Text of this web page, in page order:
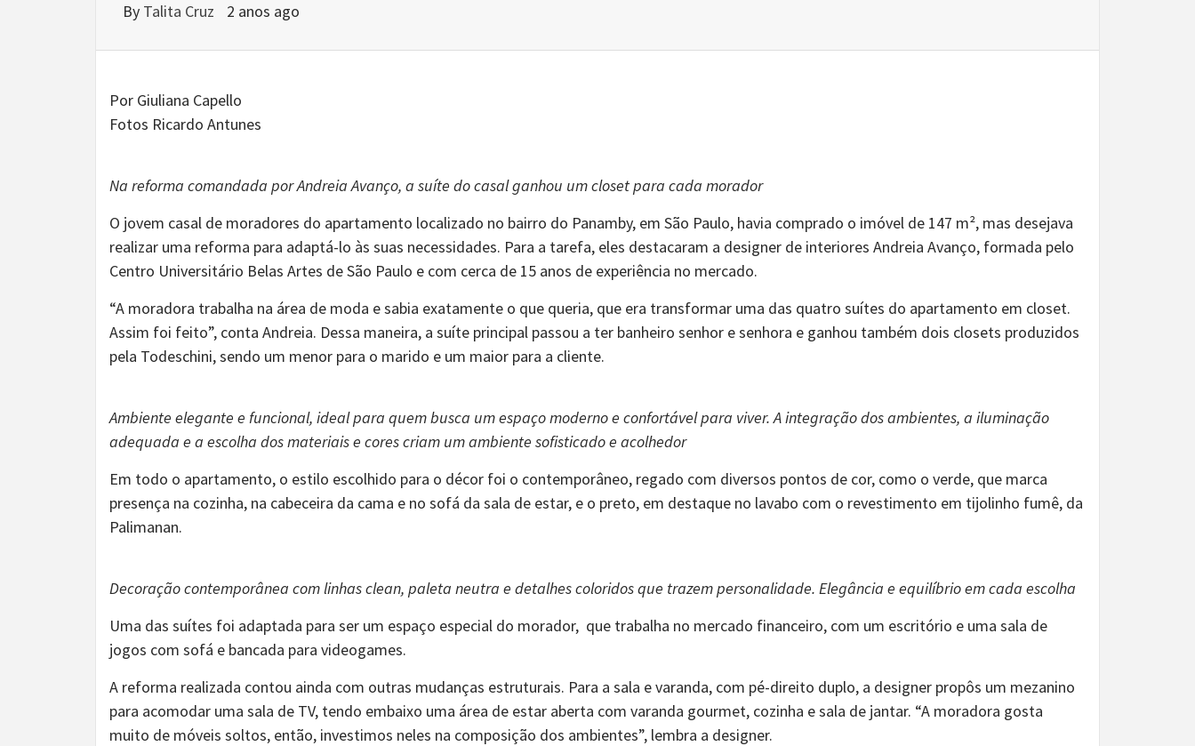
By Talita Cruz 2 anos ago
Por Giuliana Capello
Fotos Ricardo Antunes
Na reforma comandada por Andreia Avanço, a suíte do casal ganhou um closet para cada morador
O jovem casal de moradores do apartamento localizado no bairro do Panamby, em São Paulo, havia comprado o imóvel de 147 m², mas desejava
realizar uma reforma para adaptá-lo às suas necessidades. Para a tarefa, eles destacaram a designer de interiores Andreia Avanço, formada pelo
Centro Universitário Belas Artes de São Paulo e com cerca de 15 anos de experiência no mercado.
“A moradora trabalha na área de moda e sabia exatamente o que queria, que era transformar uma das quatro suítes do apartamento em closet.
Assim foi feito”, conta Andreia. Dessa maneira, a suíte principal passou a ter banheiro senhor e senhora e ganhou também dois closets produzidos
pela Todeschini, sendo um menor para o marido e um maior para a cliente.
Ambiente elegante e funcional, ideal para quem busca um espaço moderno e confortável para viver. A integração dos ambientes, a iluminação
adequada e a escolha dos materiais e cores criam um ambiente sofisticado e acolhedor
Em todo o apartamento, o estilo escolhido para o décor foi o contemporâneo, regado com diversos pontos de cor, como o verde, que marca
presença na cozinha, na cabeceira da cama e no sofá da sala de estar, e o preto, em destaque no lavabo com o revestimento em tijolinho fumê, da
Palimanan.
Decoração contemporânea com linhas clean, paleta neutra e detalhes coloridos que trazem personalidade. Elegância e equilíbrio em cada escolha
Uma das suítes foi adaptada para ser um espaço especial do morador, que trabalha no mercado financeiro, com um escritório e uma sala de
jogos com sofá e bancada para videogames.
A reforma realizada contou ainda com outras mudanças estruturais. Para a sala e varanda, com pé-direito duplo, a designer propôs um mezanino
para acomodar uma sala de TV, tendo embaixo uma área de estar aberta com varanda gourmet, cozinha e sala de jantar. “A moradora gosta
muito de móveis soltos, então, investimos neles na composição dos ambientes”, lembra a designer.